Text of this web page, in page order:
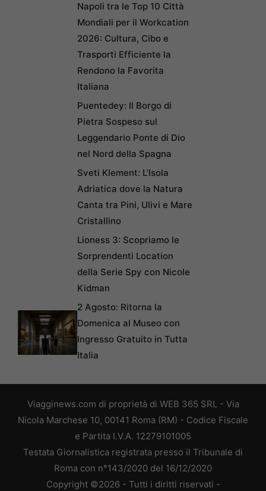
Napoli tra le Top 10 Città
Mondiali per il Workcation
2026: Cultura, Cibo e
Trasporti Efficiente la
Rendono la Favorita
Italiana
Puentedey: Il Borgo di
Pietra Sospeso sul
Leggendario Ponte di Dio
nel Nord della Spagna
Sveti Klement: L’Isola
Adriatica dove la Natura
Canta tra Pini, Ulivi e Mare
Cristallino
Lioness 3: Scopriamo le
Sorprendenti Location
della Serie Spy con Nicole
Kidman
2 Agosto: Ritorna la
Domenica al Museo con
Ingresso Gratuito in Tutta
Italia
Viagginews.com di proprietà di WEB 365 SRL - Via
Nicola Marchese 10, 00141 Roma (RM) - Codice Fiscale
e Partita I.V.A. 12279101005
Testata Giornalistica registrata presso il Tribunale di
Roma con n°143/2020 del 16/12/2020
Copyright ©2026 - Tutti i diritti riservati -